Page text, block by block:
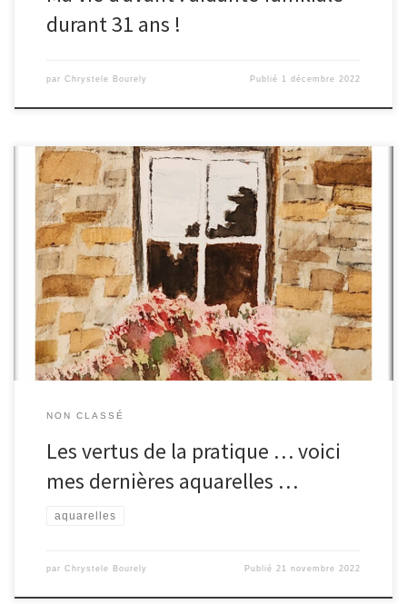
durant 31 ans !
par Chrystele Bourely Publié 1 décembre 2022
Aquarelle inspirée d’une photo du Parc de Méric Aquarelle
réalisée en « loose » Des montagnes … Aquarelle réalisée avec
des « brushos » en mode pouring et loose Aquarelle réalisée
avec l’aide d’une vidéo tuto présente sur Youtube Vous noterez
que j’ai changé de couleurs par rapport à […]
NON CLASSÉ
Les vertus de la pratique … voici
mes dernières aquarelles …
aquarelles
par Chrystele Bourely Publié21 novembre 2022